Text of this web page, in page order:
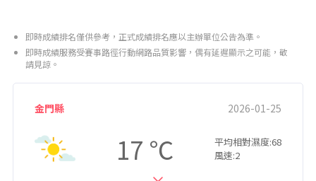
即時成績排名僅供參考，正式成績排名應以主辦單位公告為準。
即時成績服務受賽事路徑行動網路品質影響，偶有延遲顯示之可能，敬
請見諒。
金門縣 2026-01-25
17
平均相對濕度:68
風速:2